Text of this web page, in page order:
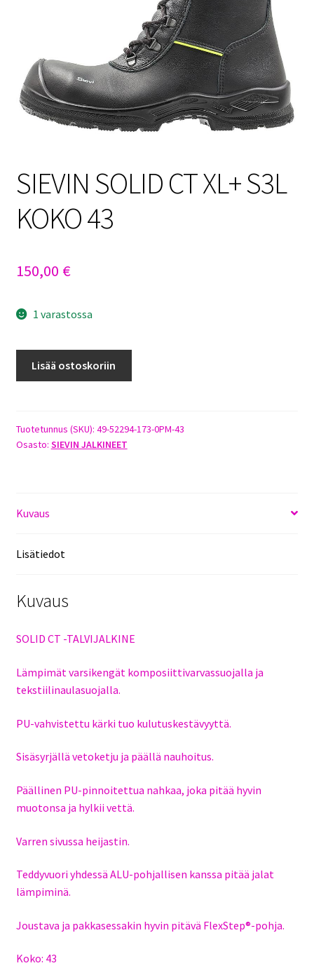
Toimitusehdot
Uutisia
SIEVIN SOLID CT XL+ S3L
KOKO 43
150,00 €
1 varastossa
S3L
KOKO
Lisää ostoskoriin
Tuotetunnus (SKU): 49-52294-173-0PM-43
Osasto: SIEVIN JALKINEET
Kuvaus
Lisätiedot
Kuvaus
SOLID CT -TALVIJALKINE
Lämpimät varsikengät komposiittivarvassuojalla ja
tekstiilinaulasuojalla.
PU-vahvistettu kärki tuo kulutuskestävyyttä.
Sisäsyrjällä vetoketju ja päällä nauhoitus.
Päällinen PU-pinnoitettua nahkaa, joka pitää hyvin
muotonsa ja hylkii vettä.
Varren sivussa heijastin.
Teddyvuori yhdessä ALU-pohjallisen kanssa pitää jalat
lämpiminä.
Joustava ja pakkasessakin hyvin pitävä FlexStep®-pohja.
Koko: 43